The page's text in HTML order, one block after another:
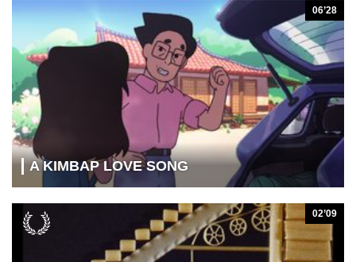
A KIMBAP LOVE SONG
06’28
02’09